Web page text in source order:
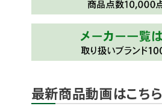
最新商品動画はこちら